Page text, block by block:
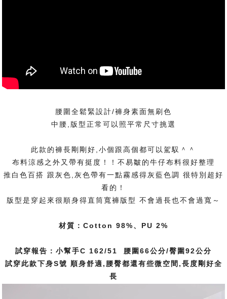
腰圍全鬆緊設計/褲身素面無刷色
中腰,版型正常可以照平常尺寸挑選
此款的褲長剛剛好,小個跟高個都可以駕馭＾＾
布料涼感之外又帶有挺度！！不易皺的牛仔布料很好整理
推白色百搭 跟灰色,灰色帶有一點霧感得灰藍色調 很特別超好
看的！
版型是穿起來很順身得直筒寬褲版型 不會過長也不會過寬～
材質：Cotton 98%、PU 2%
試穿報告：小幫手C 162/51 腰圍66公分/臀圍92公分
試穿此款下身S號 順身舒適,腰臀都還有些微空間,長度剛好全
長